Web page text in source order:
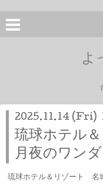
よ
2025.11.14 (Fri)
琉球ホテル
月夜のワン
琉球ホテル＆リゾート 名